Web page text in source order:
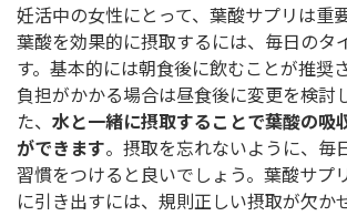
妊活中の女性にとって、葉酸サプリは重
葉酸を効果的に摂取するには、毎日のタ
す。基本的には朝食後に飲むことが推奨
負担がかかる場合は昼食後に変更を検討
た、 水と一緒に摂取することで葉酸の吸
ができます。摂取を忘れないように、毎
習慣をつけると良いでしょう。葉酸サプ
に引き出すには、規則正しい摂取が欠か